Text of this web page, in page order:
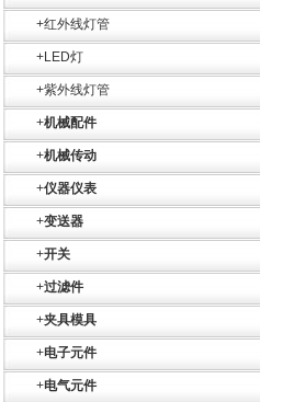
+红外线灯管
+LED灯
+紫外线灯管
+机械配件
+机械传动
+仪器仪表
+变送器
+开关
+过滤件
+夹具模具
+电子元件
+电气元件